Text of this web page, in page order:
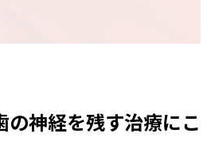
の神経を残す治療にこ